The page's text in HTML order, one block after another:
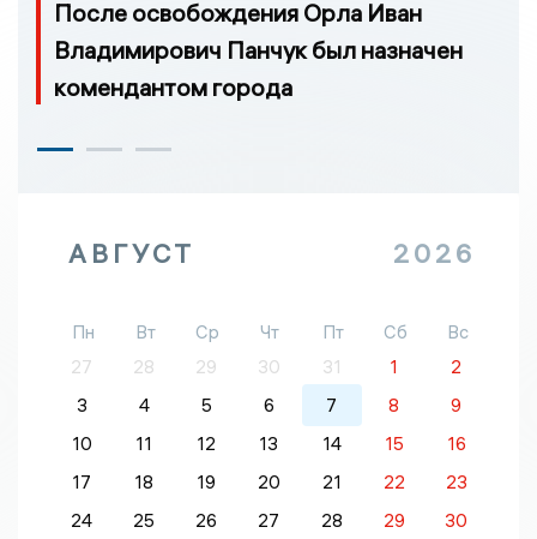
После освобождения Орла Иван
Владимирович Панчук был назначен
комендантом города
АВГУСТ 2026
Пн Вт Ср Чт Пт Сб
Вс
27
28 29 30 31 1
2
3
4 5 6 7 8
9
10
11 12 13 14 15
16
17
18 19 20 21 22
23
24
25 26 27 28 29
30